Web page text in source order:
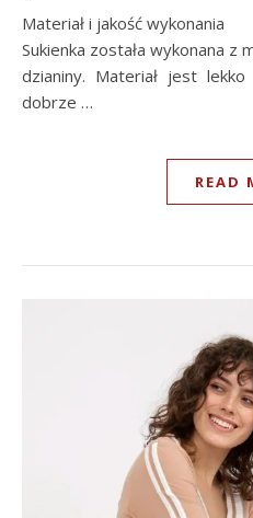
Materiał i jakość wykonania
Sukienka została wykonana
dzianiny. Materiał jest
dobrze …
READ